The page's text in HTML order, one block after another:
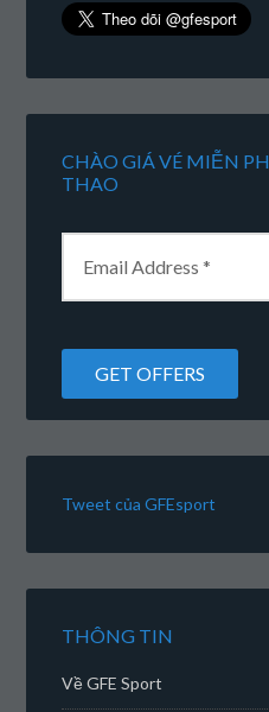
CHÀO GIÁ VÉ MIỄN
THAO
Tweet của GFEsport
THÔNG TIN
Về GFE Sport